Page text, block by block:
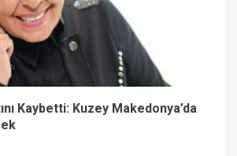
Kaybetti: Kuzey Makedonya’da